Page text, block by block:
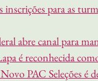
para as
abre canal para
é reconhecida
PAC Seleções é